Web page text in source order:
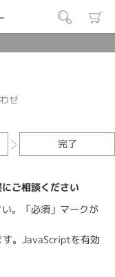
せ
完了
ご相談ください
。「必須」マークが
。JavaScriptを有効